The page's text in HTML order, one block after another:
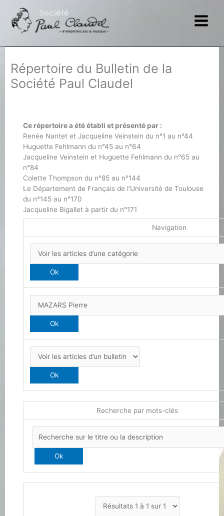
contenu
Répertoire du Bulletin de la
Société Paul Claudel
Ce répertoire a été établi et présenté par :
Renée Nantet et Jacqueline Veinstein du n°1 au n°44
Huguette Fehlmann du n°45 au n°64
Jacqueline Veinstein et Huguette Fehlmann du n°65 au
n°84
Colette Thompson du n°85 au n°144
Le Département de Français de l’Université de Toulouse
du n°145 au n°170
Jacqueline Bigallet à partir du n°171
Navigation
Recherche par mots-clés